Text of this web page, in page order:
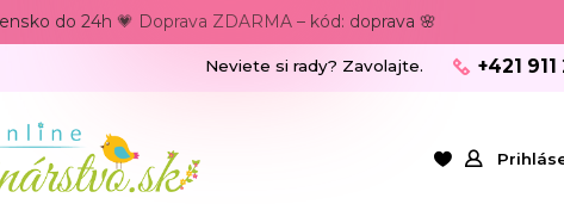
do 24h 💗 Doprava ZDARMA – kód: doprava 🌸
Neviete si rady? Zavolajte. +421